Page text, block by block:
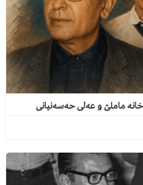
ماملێ و عەلی حەسەنیانی